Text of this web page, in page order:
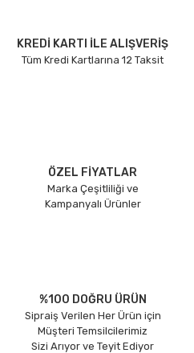
KREDİ KARTI İLE ALIŞVERİŞ
Tüm Kredi Kartlarına 12 Taksit
ÖZEL FİYATLAR
Marka Çeşitliliği ve
Kampanyalı Ürünler
%100 DOĞRU ÜRÜN
Sipraiş Verilen Her Ürün için
Müşteri Temsilcilerimiz
Sizi Arıyor ve Teyit Ediyor